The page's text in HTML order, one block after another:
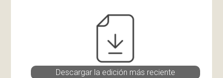
Descargar la edición más reciente